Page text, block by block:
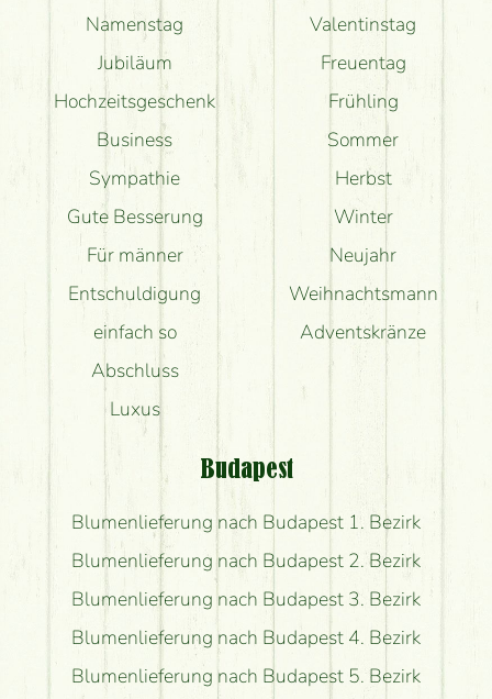
Namenstag
Jubiläum
Hochzeitsgeschenk
Business
Sympathie
Gute Besserung
Für männer
Entschuldigung
einfach so
Abschluss
Luxus
Valentinstag
Freuentag
Frühling
Sommer
Herbst
Winter
Neujahr
Weihnachtsmann
Adventskränze
Budapest
Blumenlieferung nach Budapest 1. Bezirk
Blumenlieferung nach Budapest 2. Bezirk
Blumenlieferung nach Budapest 3. Bezirk
Blumenlieferung nach Budapest 4. Bezirk
Blumenlieferung nach Budapest 5. Bezirk